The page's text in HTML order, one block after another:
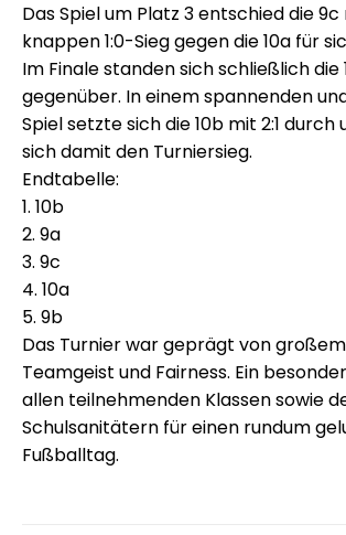
Das Spiel um Platz 3 entschied die
knappen 1:0-Sieg gegen die 10a für
Im Finale standen sich schließlich die
gegenüber. In einem spannenden
Spiel setzte sich die 10b mit 2:1
sich damit den Turniersieg.
Endtabelle:
1. 10b
2. 9a
3. 9c
4. 10a
5. 9b
Das Turnier war geprägt von großem
Teamgeist und Fairness. Ein
allen teilnehmenden Klassen sowie
Schulsanitätern für einen rundum
Fußballtag.